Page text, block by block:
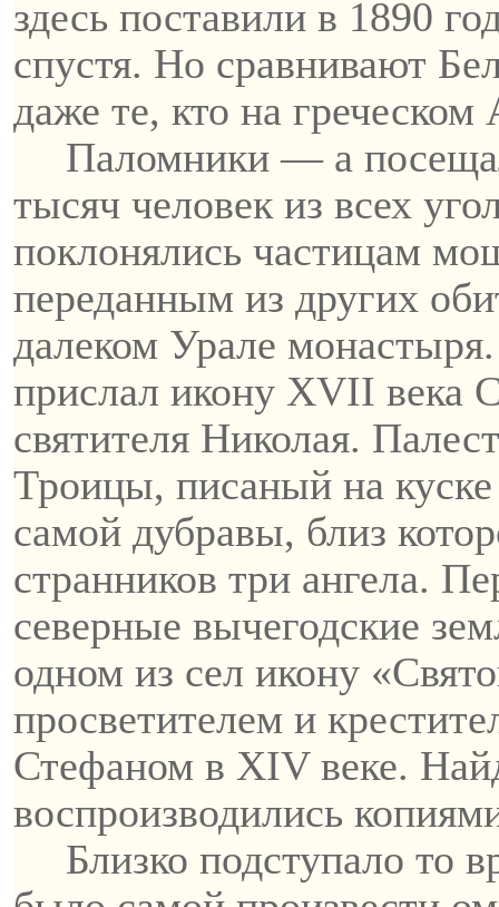
здесь поставили в 1890
спустя. Но сравнивают
даже те, кто на
Паломники — а
тысяч человек из всех
поклонялись частицам
переданным из других
далеком Урале
прислал икону XVII века
святителя Николая.
Троицы, писаный на
самой дубравы, близ
странников три ангела.
северные вычегодские
одном из сел икону
просветителем и
Стефаном в XIV веке.
воспроизводились
Близко подступало то